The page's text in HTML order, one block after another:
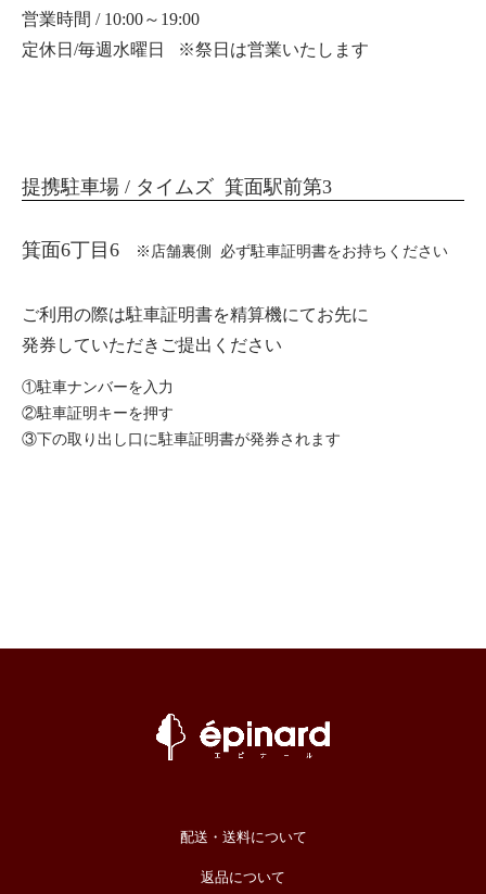
営業時間 / 10:00～19:00
定休日/毎週水曜日 ※祭日は営業いたします
提携駐車場 / タイムズ 箕面駅前第3
箕面6丁目6 ※店舗裏側 必ず駐車証明書をお持ちください
ご利用の際は駐車証明書を精算機にてお先に
発券していただきご提出ください
①駐車ナンバーを入力
②駐車証明キーを押す
③下の取り出し口に駐車証明書が発券されます
配送・送料について
返品について